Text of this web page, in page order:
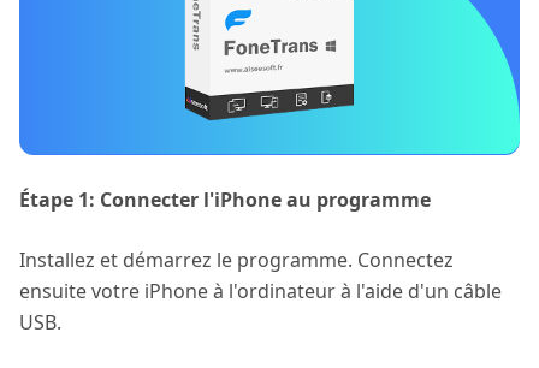
Étape 1: Connecter l'iPhone au programme
Installez et démarrez le programme. Connectez
ensuite votre iPhone à l'ordinateur à l'aide d'un câble
USB.